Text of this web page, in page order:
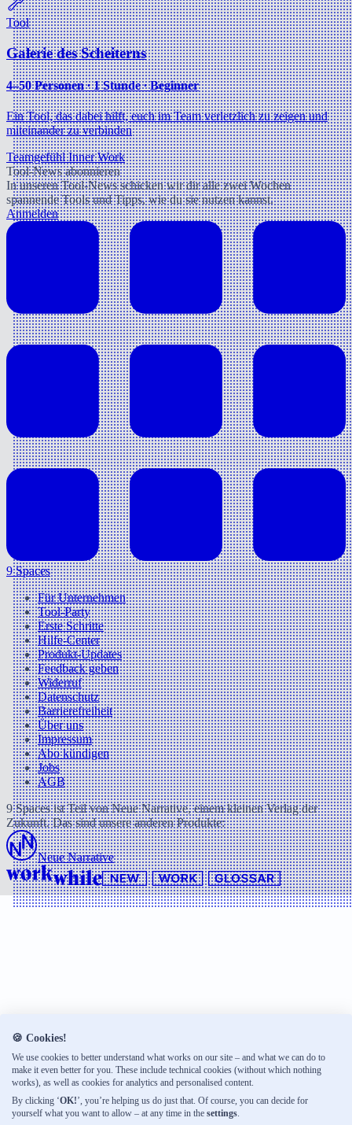
🍪 Cookies!
We use cookies to better understand what works on our site – and what we can do to
make it even better for you. These include technical cookies (without which nothing
works), as well as cookies for analytics and personalised content.
By clicking ‘OK!’, you’re helping us do just that. Of course, you can decide for
yourself what you want to allow – at any time in the settings.
Tool
Galerie des Scheiterns
4–50 Personen ∙ 1 Stunde ∙ Beginner
Ein Tool, das dabei hilft, euch im Team verletzlich zu zeigen und
miteinander zu verbinden
TeamgefühlInner Work
Tool-News abonnieren
In unseren Tool-News schicken wir dir alle zwei Wochen
spannende Tools und Tipps, wie du sie nutzen kannst.
Anmelden
9 Spaces
Für Unternehmen
Tool-Party
Erste Schritte
Hilfe-Center
Produkt-Updates
Feedback geben
Widerruf
Datenschutz
Barrierefreiheit
Über uns
Impressum
Abo kündigen
Jobs
AGB
9 Spaces ist Teil von Neue Narrative, einem kleinen Verlag der
Zukunft. Das sind unsere anderen Produkte:
Neue Narrative